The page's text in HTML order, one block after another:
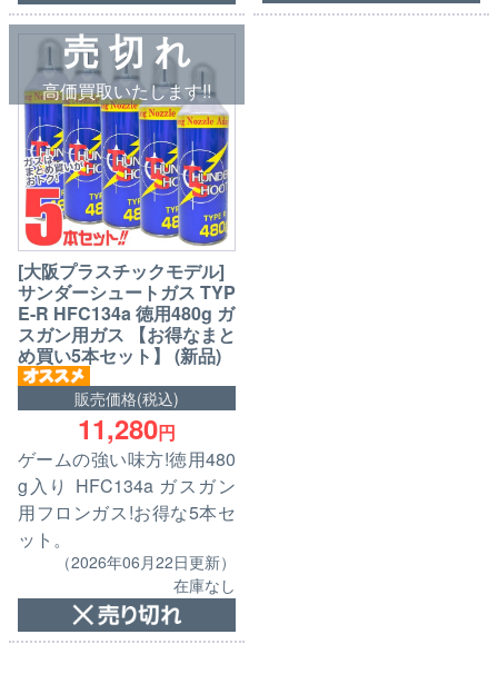
売 切 れ
高価買取いたします!!
[大阪プラスチックモデル]
サンダーシュートガス TYP
E-R HFC134a 徳用480g ガ
スガン用ガス 【お得なまと
め買い5本セット】 (新品)
販売価格(税込)
11,280円
ゲームの強い味方!徳用480
g入り HFC134a ガスガン
用フロンガス!お得な5本セ
ット。
（2026年06月22日更新）
在庫なし